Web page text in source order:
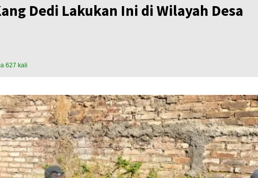
Dedi Lakukan Ini di Wilayah Desa
627 kali